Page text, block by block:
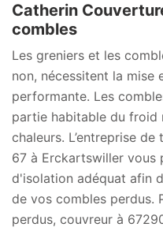
Catherin
combles
Les greniers et les
non, nécessitent la
performante. Les
partie habitable du froid
chaleurs. L’entreprise
67 à Erckartswiller vous
d'isolation adéquat afin
de vos combles perdus.
perdus, couvreur à